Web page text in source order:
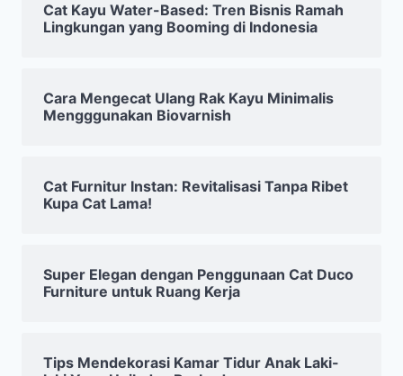
Cat Kayu Water-Based: Tren Bisnis Ramah
Lingkungan yang Booming di Indonesia
Cara Mengecat Ulang Rak Kayu Minimalis
Mengggunakan Biovarnish
Cat Furnitur Instan: Revitalisasi Tanpa Ribet
Kupa Cat Lama!
Super Elegan dengan Penggunaan Cat Duco
Furniture untuk Ruang Kerja
Tips Mendekorasi Kamar Tidur Anak Laki-